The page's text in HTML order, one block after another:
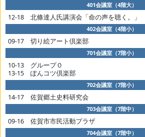
401会議室（4階大）
12-18 北條達人氏講演会「命の声を聴く。」
402会議室（4階小）
09-17 切り絵アート倶楽部
701会議室（7階小）
10-13 グループ０
13-15 ぽんコツ倶楽部
702会議室（7階小）
14-17 佐賀郷土史料研究会
703会議室（7階中）
09-16 佐賀市市民活動プラザ
704会議室（7階中）